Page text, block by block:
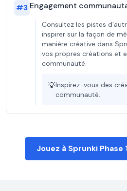
#3 Engagement
Consultez les pistes
inspirer sur la façon de
manière créative dans
vos propres créations et
communauté.
💡Inspirez-vous des
communauté.
Jouez à Sprunki Phase